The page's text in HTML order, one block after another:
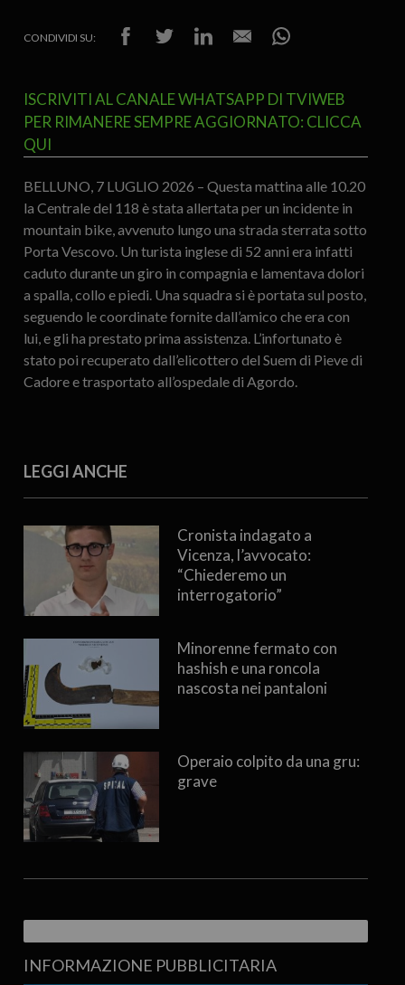
CONDIVIDI SU:
ISCRIVITI AL CANALE WHATSAPP DI TVIWEB
PER RIMANERE SEMPRE AGGIORNATO: CLICCA
QUI
BELLUNO, 7 LUGLIO 2026 – Questa mattina alle 10.20
la Centrale del 118 è stata allertata per un incidente in
mountain bike, avvenuto lungo una strada sterrata sotto
Porta Vescovo. Un turista inglese di 52 anni era infatti
caduto durante un giro in compagnia e lamentava dolori
a spalla, collo e piedi. Una squadra si è portata sul posto,
seguendo le coordinate fornite dall’amico che era con
lui, e gli ha prestato prima assistenza. L’infortunato è
stato poi recuperato dall’elicottero del Suem di Pieve di
Cadore e trasportato all’ospedale di Agordo.
LEGGI ANCHE
Cronista indagato a
Vicenza, l’avvocato:
“Chiederemo un
interrogatorio”
Minorenne fermato con
hashish e una roncola
nascosta nei pantaloni
Operaio colpito da una gru:
grave
INFORMAZIONE PUBBLICITARIA